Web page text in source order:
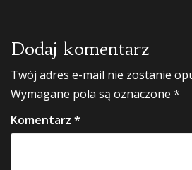
Dodaj komentarz
Twój adres e-mail nie zostanie
Wymagane pola są oznaczone *
Komentarz *